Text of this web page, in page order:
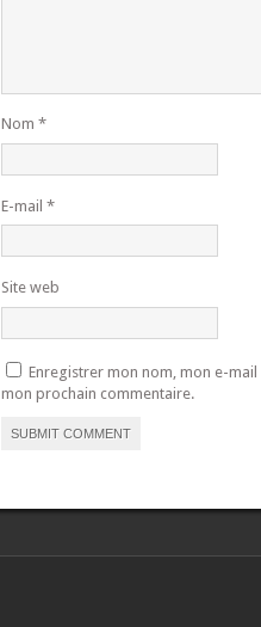
Nom *
E-mail *
Site web
Enregistrer mon nom, mon e-
mon prochain commentaire.